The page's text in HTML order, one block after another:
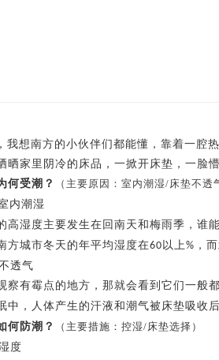
我想南方的小伙伴们都能懂 ， 靠着一腔
晒家里阴冷的床品 ， 一掀开床垫，一脸
何受潮 ？ （主要原因：室内潮湿/床垫不透
内潮湿
高湿度主要发生在回南天和梅雨季，谁
方城市冬天的年平均湿度在60 以上% ，
透气
察有霉点的地方，那就会看到它们一般
中，人体产生的汗液和潮气被床垫吸收
何防潮 ？ （主要措施：控湿/床垫选择）
度